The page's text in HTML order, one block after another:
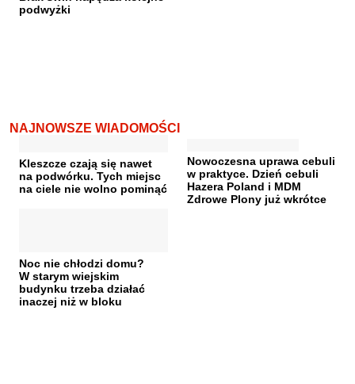
podwyżki
NAJNOWSZE WIADOMOŚCI
Kleszcze czają się nawet
na podwórku. Tych miejsc
na ciele nie wolno pominąć
Nowoczesna uprawa cebuli
w praktyce. Dzień cebuli
Hazera Poland i MDM
Zdrowe Plony już wkrótce
Noc nie chłodzi domu?
W starym wiejskim
budynku trzeba działać
inaczej niż w bloku